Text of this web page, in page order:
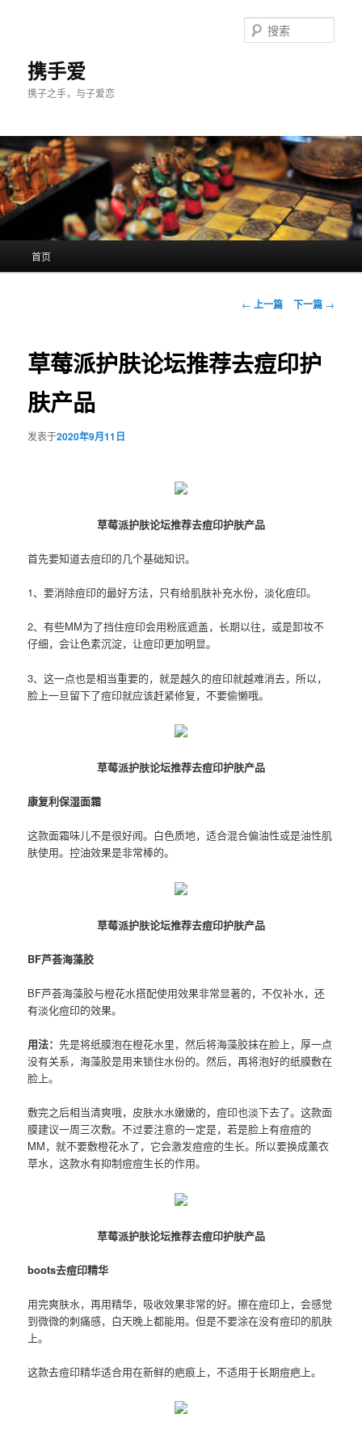
携手爱
携子之手，与子爱恋
索
首页
文
航
← 上一篇 下一篇 →
草莓派护肤论坛推荐去痘印护
肤产品
发表于2020年9月11日
草莓派护肤论坛推荐去痘印护肤产品
首先要知道去痘印的几个基础知识。
1、要消除痘印的最好方法，只有给肌肤补充水份，淡化痘印。
2、有些MM为了挡住痘印会用粉底遮盖，长期以往，或是卸妆不
仔细，会让色素沉淀，让痘印更加明显。
3、这一点也是相当重要的，就是越久的痘印就越难消去，所以，
脸上一旦留下了痘印就应该赶紧修复，不要偷懒哦。
草莓派护肤论坛推荐去痘印护肤产品
康复利保湿面霜
这款面霜味儿不是很好闻。白色质地，适合混合偏油性或是油性肌
肤使用。控油效果是非常棒的。
草莓派护肤论坛推荐去痘印护肤产品
BF芦荟海藻胶
BF芦荟海藻胶与橙花水搭配使用效果非常显著的，不仅补水，还
有淡化痘印的效果。
用法：先是将纸膜泡在橙花水里，然后将海藻胶抹在脸上，厚一点
没有关系，海藻胶是用来锁住水份的。然后，再将泡好的纸膜敷在
脸上。
敷完之后相当清爽哦，皮肤水水嫩嫩的，痘印也淡下去了。这款面
膜建议一周三次敷。不过要注意的一定是，若是脸上有痘痘的
MM，就不要敷橙花水了，它会激发痘痘的生长。所以要换成薰衣
草水，这款水有抑制痘痘生长的作用。
草莓派护肤论坛推荐去痘印护肤产品
boots去痘印精华
用完爽肤水，再用精华，吸收效果非常的好。擦在痘印上，会感觉
到微微的刺痛感，白天晚上都能用。但是不要涂在没有痘印的肌肤
上。
这款去痘印精华适合用在新鲜的疤痕上，不适用于长期痘疤上。